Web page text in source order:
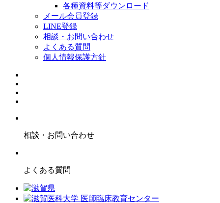
各種資料等ダウンロード
メール会員登録
LINE登録
相談・お問い合わせ
よくある質問
個人情報保護方針
相談・お問い合わせ
よくある質問